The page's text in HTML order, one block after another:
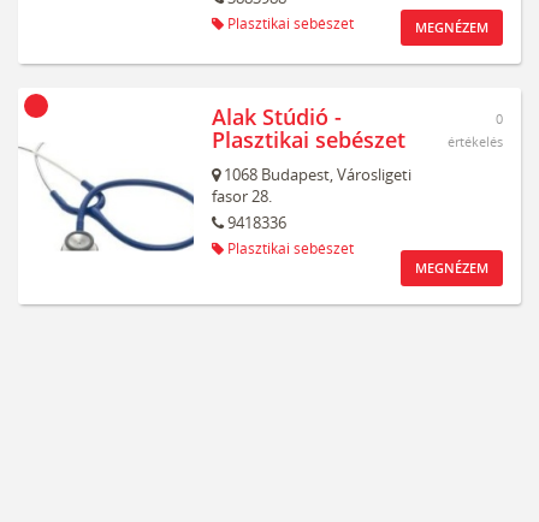
Plasztikai sebészet MEGNÉZEM
Alak Stúdió -
Plasztikai sebészet
1068 Budapest,Városligeti
fasor 28.
9418336
Plasztikai sebészet
0
értékelés
MEGNÉZEM